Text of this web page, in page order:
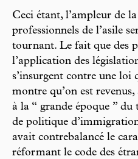
Ceci étant, l’ampleur de
professionnels de l’asile
tournant. Le fait que des
l’application des
s’insurgent contre une loi
montre qu’on est
à la “ grande époque ”
de politique
avait contrebalancé le
réformant le code des